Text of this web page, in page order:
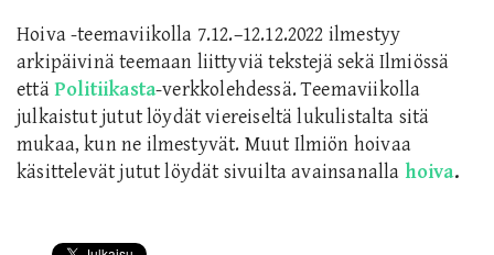
Hoiva -teemaviikolla 7.12.–12.12.2022 ilmestyy
arkipäivinä teemaan liittyviä tekstejä sekä Ilmiössä
ettäPolitiikasta-verkkolehdessä. Teemaviikolla
julkaistut jutut löydät viereiseltä lukulistalta sitä
mukaa, kun ne ilmestyvät. Muut Ilmiön hoivaa
käsittelevät jutut löydät sivuilta avainsanalla hoiva.